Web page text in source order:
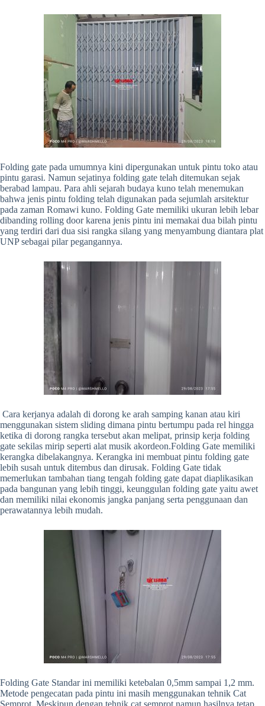
Folding gate pada umumnya kini dipergunakan untuk pintu toko atau
pintu garasi. Namun sejatinya folding gate telah ditemukan sejak
berabad lampau. Para ahli sejarah budaya kuno telah menemukan
bahwa jenis pintu folding telah digunakan pada sejumlah arsitektur
pada zaman Romawi kuno. Folding Gate memiliki ukuran lebih lebar
dibanding rolling door karena jenis pintu ini memakai dua bilah pintu
yang terdiri dari dua sisi rangka silang yang menyambung diantara plat
UNP sebagai pilar pegangannya.
Cara kerjanya adalah di dorong ke arah samping kanan atau kiri
menggunakan sistem sliding dimana pintu bertumpu pada rel hingga
ketika di dorong rangka tersebut akan melipat, prinsip kerja folding
gate sekilas mirip seperti alat musik akordeon.Folding Gate memiliki
kerangka dibelakangnya. Kerangka ini membuat pintu folding gate
lebih susah untuk ditembus dan dirusak. Folding Gate tidak
memerlukan tambahan tiang tengah folding gate dapat diaplikasikan
pada bangunan yang lebih tinggi, keunggulan folding gate yaitu awet
dan memiliki nilai ekonomis jangka panjang serta penggunaan dan
perawatannya lebih mudah.
Folding Gate Standar ini memiliki ketebalan 0,5mm sampai 1,2 mm.
Metode pengecatan pada pintu ini masih menggunakan tehnik Cat
Semprot. Meskipun dengan tehnik cat semprot namun hasilnya tetap